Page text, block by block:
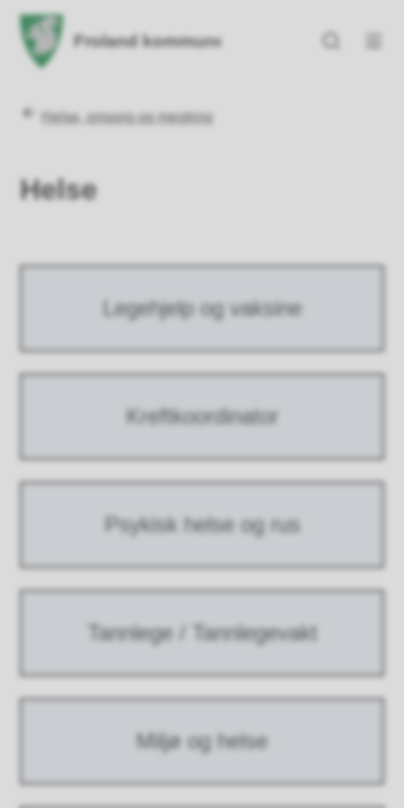
Froland kommune
Du er her:
Helse, omsorg og mestring
Helse
Legehjelp og vaksine
Kreftkoordinator
Psykisk helse og rus
Tannlege / Tannlegevakt
Miljø og helse